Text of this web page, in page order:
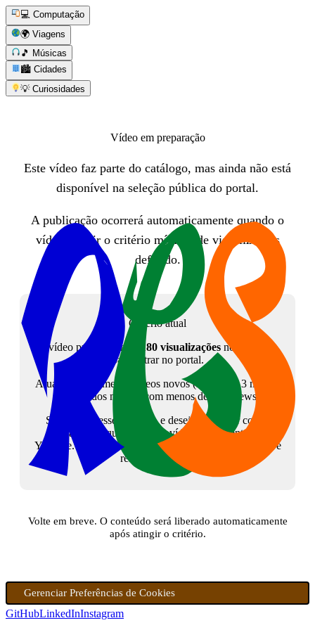
💻 Computação
🌍 Viagens
🎵 Músicas
🏙️ Cidades
💡 Curiosidades
Vídeo em preparação
Este vídeo faz parte do catálogo, mas ainda não está
disponível na seleção pública do portal.
A publicação ocorrerá automaticamente quando o
vídeo atingir o critério mínimo de visualizações
definido.
Critério atual
O vídeo precisa atingir
180 visualizações no YouTube
para entrar no portal.
Atualmente, somente vídeos novos (menos de 3 meses)
são listados mesmo com menos de 180 views.
Se tem interesse no tema, e deseja colaborar com o
canal, peço que assista ao vídeo diretamente no
Youtube. Isso sinalizará para a plataforma que o vídeo é
relevante. Grato!
Volte em breve. O conteúdo será liberado automaticamente
após atingir o critério.
Gerenciar Preferências de Cookies
GitHubLinkedInInstagram